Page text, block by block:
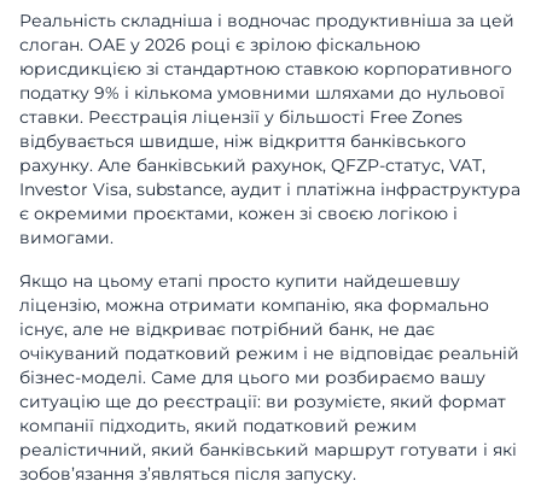
Реальність складніша і водночас продуктивніша за цей
слоган. ОАЕ у 2026 році є зрілою фіскальною
юрисдикцією зі стандартною ставкою корпоративного
податку 9% і кількома умовними шляхами до нульової
ставки. Реєстрація ліцензії у більшості Free Zones
відбувається швидше, ніж відкриття банківського
рахунку. Але банківський рахунок, QFZP-статус, VAT,
Investor Visa, substance, аудит і платіжна інфраструктура
є окремими проєктами, кожен зі своєю логікою і
вимогами.
Якщо на цьому етапі просто купити найдешевшу
ліцензію, можна отримати компанію, яка формально
існує, але не відкриває потрібний банк, не дає
очікуваний податковий режим і не відповідає реальній
бізнес-моделі. Саме для цього ми розбираємо вашу
ситуацію ще до реєстрації: ви розумієте, який формат
компанії підходить, який податковий режим
реалістичний, який банківський маршрут готувати і які
зобов’язання з’являться після запуску.